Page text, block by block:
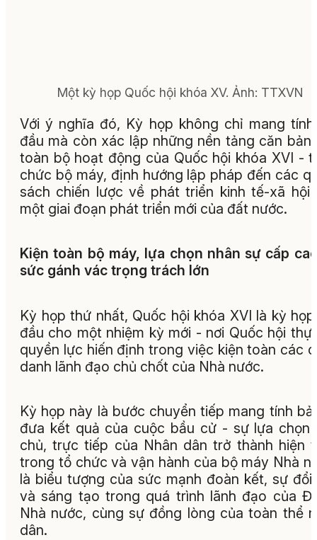
Một kỳ họp Quốc hội khóa XV. Ảnh: TTXVN
Với ý nghĩa đó, Kỳ họp không chỉ mang
đầu mà còn xác lập những nền tảng căn bản
toàn bộ hoạt động của Quốc hội khóa XVI -
chức bộ máy, định hướng lập pháp đến các
sách chiến lược về phát triển kinh tế-xã hội
một giai đoạn phát triển mới của đất nước.
Kiện toàn bộ máy, lựa chọn nhân sự cấp
sức gánh vác trọng trách lớn
Kỳ họp thứ nhất, Quốc hội khóa XVI là kỳ
đầu cho một nhiệm kỳ mới - nơi Quốc hội
quyền lực hiến định trong việc kiện toàn các
danh lãnh đạo chủ chốt của Nhà nước.
Kỳ họp này là bước chuyển tiếp mang tính
đưa kết quả của cuộc bầu cử - sự lựa chọn
chủ, trực tiếp của Nhân dân trở thành hiện
trong tổ chức và vận hành của bộ máy Nhà
là biểu tượng của sức mạnh đoàn kết, sự đổi
và sáng tạo trong quá trình lãnh đạo của
Nhà nước, cùng sự đồng lòng của toàn thể
dân.